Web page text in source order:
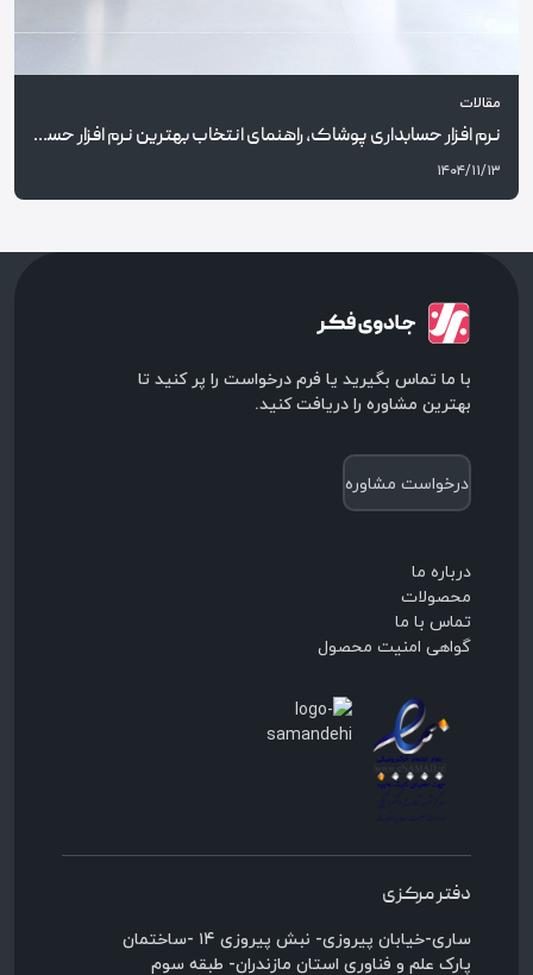
مقالات
نرم افزار حسابداری پوشاک، راهنمای انتخاب بهترین نرم افزار حسابداری فروشگاه پوشاک و معرفی کارما مارکت
۱۴۰۴/۱۱/۱۳
با ما تماس بگیرید یا فرم درخواست را پر کنید تا
بهترین مشاوره را دریافت کنید.
درخواست مشاوره
درباره ما
محصولات
تماس با ما
گواهی امنیت محصول
دفتر مرکزی
ساری-خیابان پیروزی- نبش پیروزی ۱۴ -ساختمان
پارک علم و فناوری استان مازندران- طبقه سوم